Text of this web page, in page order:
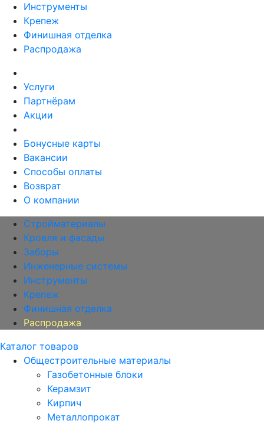
Инструменты
Крепеж
Финишная отделка
Распродажа
Услуги
Партнёрам
Акции
Бонусные карты
Вакансии
Способы оплаты
Возврат
О компании
Стройматериалы
Кровля и фасады
Заборы
Инженерные системы
Инструменты
Крепеж
Финишная отделка
Распродажа
Каталог товаров
Общестроительные материалы
Газобетонные блоки
Керамзит
Кирпич
Металлопрокат